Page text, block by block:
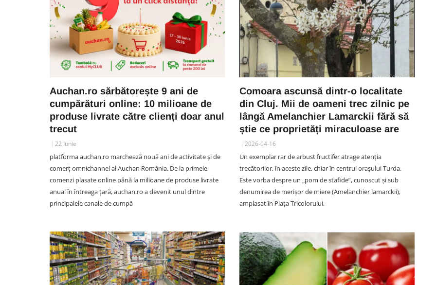
Auchan.ro sărbătorește 9 ani de
cumpărături online: 10 milioane de
produse livrate către clienți doar anul
trecut
22 Iunie
platforma auchan.ro marchează nouă ani de activitate și de
comerț omnichannel al Auchan România. De la primele
comenzi plasate online până la milioane de produse livrate
anual în întreaga țară, auchan.ro a devenit unul dintre
principalele canale de cumpă
Comoara ascunsă dintr-o localitate
din Cluj. Mii de oameni trec zilnic pe
lângă Amelanchier Lamarckii fără să
știe ce proprietăți miraculoase are
2026-04-16
Un exemplar rar de arbust fructifer atrage atenția
trecătorilor, în aceste zile, chiar în centrul orașului Turda.
Este vorba despre un „pom de stafide”, cunoscut și sub
denumirea de merișor de miere (Amelanchier lamarckii),
amplasat în Piața Tricolorului,